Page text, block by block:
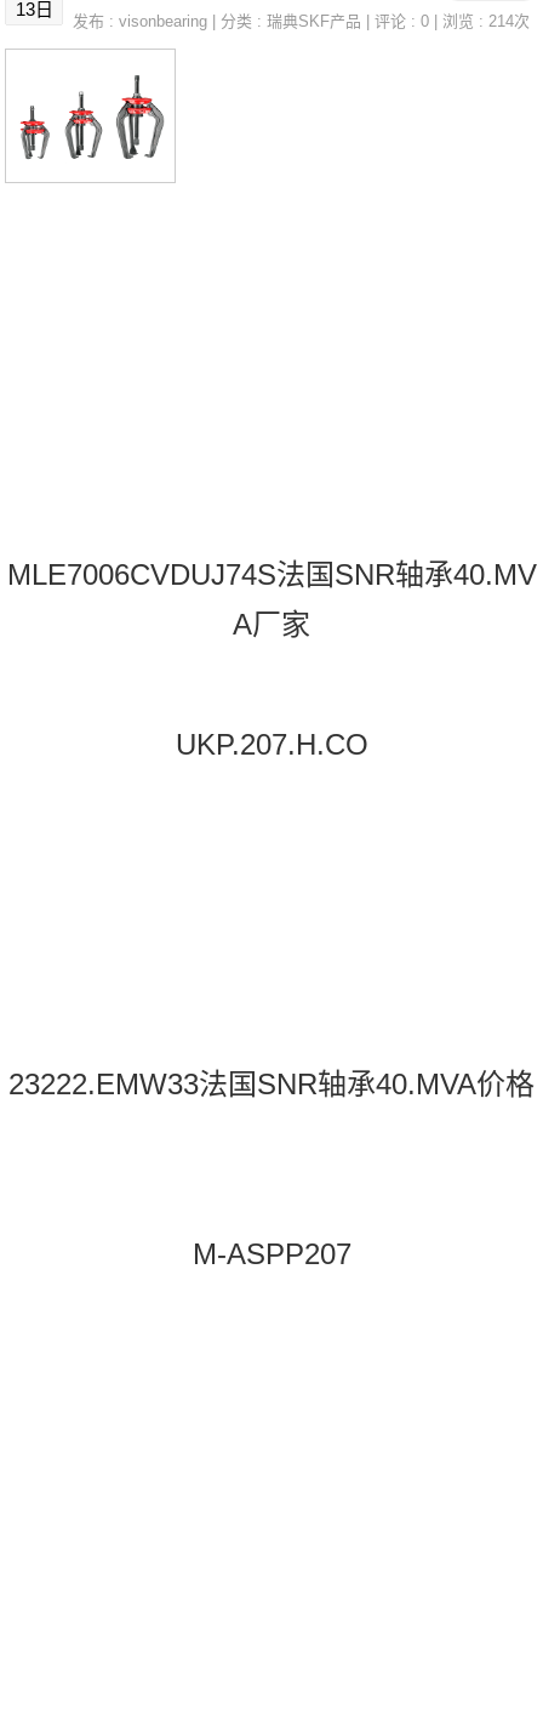
13日
发布 :visonbearing | 分类 :瑞典SKF产品 | 评论 : 0 | 浏览 : 214次
MLE7006CVDUJ74S法国SNR轴承40.MV
A厂家
UKP.207.H.CO
23222.EMW33法国SNR轴承40.MVA价格
M-ASPP207